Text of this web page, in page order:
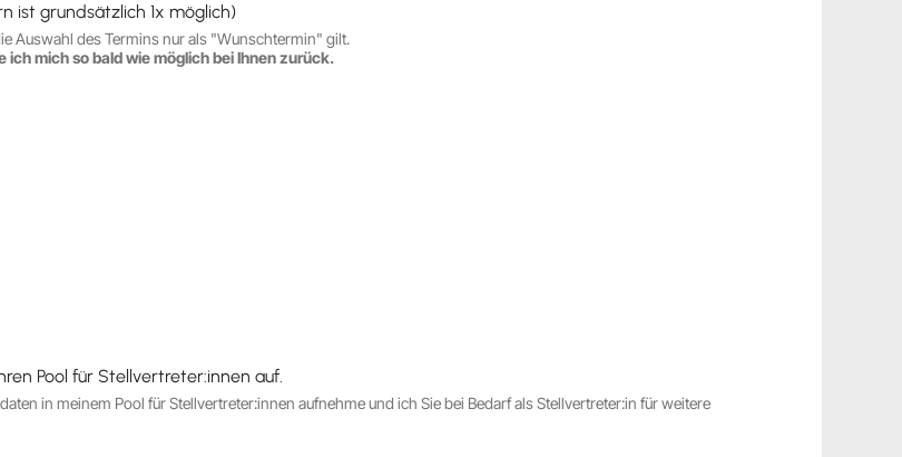
ist grundsätzlich 1x möglich)
Auswahl des Termins nur als "Wunschtermin" gilt.
ich mich so bald wie möglich bei Ihnen zurück.
Pool für Stellvertreter:innen auf.
in meinem Pool für Stellvertreter:innen aufnehme und ich Sie bei Bedarf als Stellvertreter:in für weitere